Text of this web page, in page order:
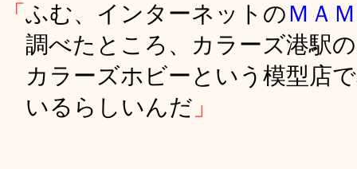
「 ふむ、インターネットのＭＡ
調べたところ、カラーズ港駅
カラーズホビーという模型店
いるらしいんだ 」